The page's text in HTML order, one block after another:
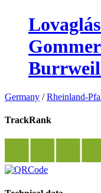
Germany /Rheinland-
TrackRank